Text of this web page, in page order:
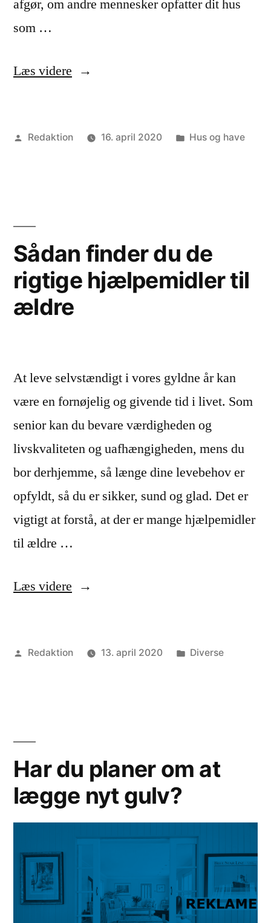
afgør, om andre mennesker opfatter dit hus
som …
Læs videre “Gå
efter
hus’
udseende”
Posted
Redaktion 16. april 2020
Posted
Hus og have
Sådan finder du de
rigtige hjælpemidler til
ældre
At leve selvstændigt i vores gyldne år kan
være en fornøjelig og givende tid i livet. Som
senior kan du bevare værdigheden og
livskvaliteten og uafhængigheden, mens du
bor derhjemme, så længe dine levebehov er
opfyldt, så du er sikker, sund og glad. Det er
vigtigt at forstå, at der er mange hjælpemidler
til ældre …
Læs videre “Sådan
de
Posted
Redaktion 13. april 2020
Posted
Diverse
Har du planer om at
lægge nyt gulv?